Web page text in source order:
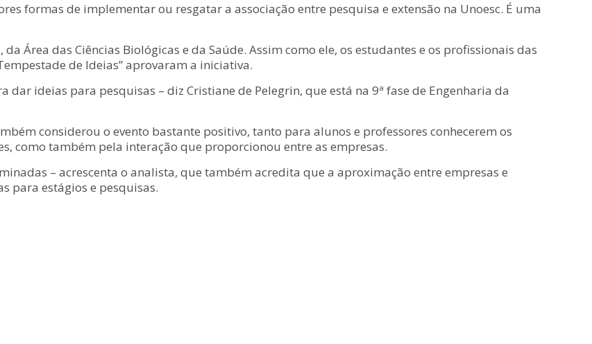
formas de implementar ou resgatar a associação entre pesquisa e extensão na Unoesc. É uma
Área das Ciências Biológicas e da Saúde. Assim como ele, os estudantes e os profissionais das
de Ideias” aprovaram a iniciativa.
ideias para pesquisas – diz Cristiane de Pelegrin, que está na 9ª fase de Engenharia da
considerou o evento bastante positivo, tanto para alunos e professores conhecerem os
como também pela interação que proporcionou entre as empresas.
– acrescenta o analista, que também acredita que a aproximação entre empresas e
para estágios e pesquisas.